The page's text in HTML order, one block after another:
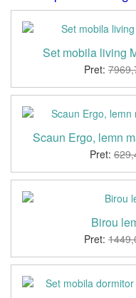
Set mobila living
Pret:
Scaun Ergo, lemn
Pret:
Birou
Pret: